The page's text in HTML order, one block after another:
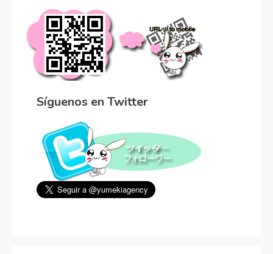
Síguenos en Twitter